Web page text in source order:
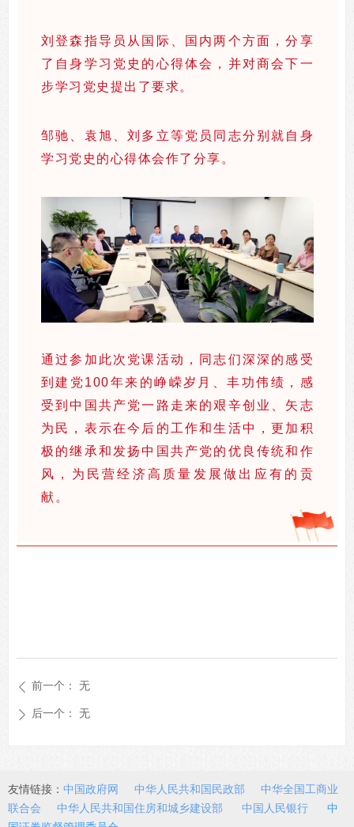
刘登森指导员从国际、国内两个方面，分享
了自身学习党史的心得体会，并对商会下一
步学习党史提出了要求。
邹驰、袁旭、刘多立等党员同志分别就自身
学习党史的心得体会作了分享。
通过参加此次党课活动，同志们深深的感受
到建党100年来的峥嵘岁月、丰功伟绩，感
受到中国共产党一路走来的艰辛创业、矢志
为民，表示在今后的工作和生活中，更加积
极的继承和发扬中国共产党的优良传统和作
风，为民营经济高质量发展做出应有的贡
献。
ꄴ 前一个： 无
ꄲ 后一个： 无
友情链接： 中国政府网 中华人民共和国民政部
中华全国工商业
联合会
中华人民共和国住房和城乡建设部 中国人民银行
中